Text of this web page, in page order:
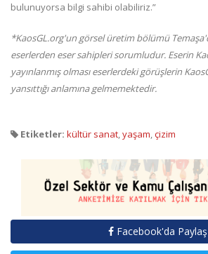
bulunuyorsa bilgi sahibi olabiliriz.”
*KaosGL.org'un görsel üretim bölümü
eserlerden eser sahipleri sorumludur. Eserin
yayınlanmış olması eserlerdeki görüşlerin
yansıttığı anlamına gelmemektedir.
Etiketler: kültür sanat,yaşam,çizim
Facebook'da Paylaş